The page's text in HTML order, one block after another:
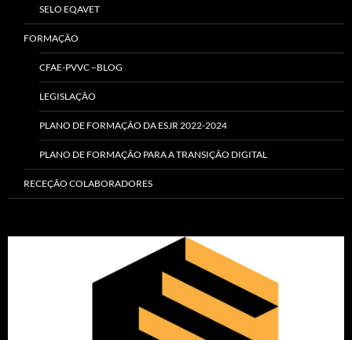
SELO EQAVET
FORMAÇÃO
CFAE-PVVC –BLOG
LEGISLAÇÃO
PLANO DE FORMAÇÃO DA ESJR 2022-2024
PLANO DE FORMAÇÃO PARA A TRANSIÇÃO DIGITAL
RECEÇÃO COLABORADORES